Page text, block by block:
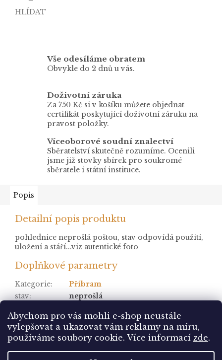
Abychom pro vás mohli e-shop neustále
vylepšovat a ukazovat vám reklamy na míru,
používáme soubory cookie. Více informací zde.
HLÍDAT
Vše odesíláme obratem
Obvykle do 2 dnů u vás.
Doživotní záruka
Za 750 Kč si v košíku můžete objednat
certifikát poskytující doživotní záruku na
pravost položky.
Víceoborové soudní znalectví
Sběratelství skutečně rozumíme. Ocenili
jsme již stovky sbírek pro soukromé
sběratele i státní instituce.
Popis
Detailní popis produktu
pohlednice neprošlá poštou, stav odpovídá použití,
uložení a stáří...viz autentické foto
Doplňkové parametry
Kategorie:
Příbram
stav:
neprošlá